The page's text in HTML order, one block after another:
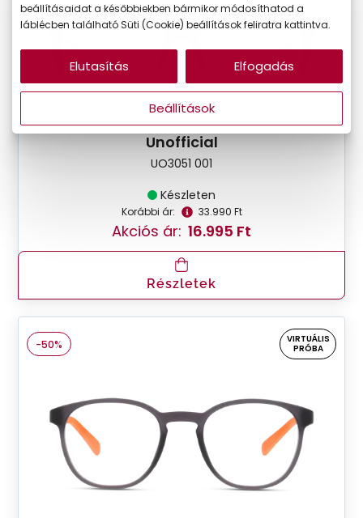
Unofficial
UO3051 001
Készleten
Korábbi ár: 33.990 Ft
Akciós ár: 16.995 Ft
Részletek
-50%
VIRTUÁLIS
PRÓBA
beállításaidat a későbbiekben bármikor módosíthatod a
láblécben található Süti (Cookie) beállítások feliratra kattintva.
Beállítások
Elutasítás Elfogadás